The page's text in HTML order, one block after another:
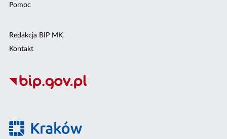
Pomoc
Redakcja BIP MK
Kontakt